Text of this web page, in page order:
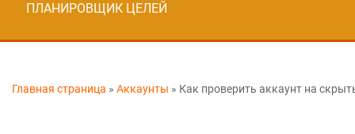
ПЛАНИРОВЩИК ЦЕЛЕЙ
Главная страница » Аккаунты » Как проверить аккаунт на